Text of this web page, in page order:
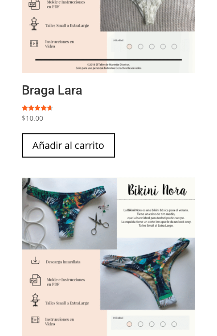
Braga Lara
Valorado
con
de 5
$10.00
Añadir al carrito